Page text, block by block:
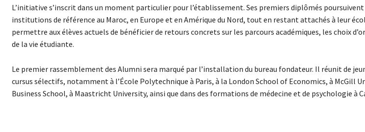
L’initiative s’inscrit dans un moment particulier pour l’établissement. Ses premiers diplômés poursuivent
institutions de référence au Maroc, en Europe et en Amérique du Nord, tout en restant attachés à leur
permettre aux élèves actuels de bénéficier de retours concrets sur les parcours académiques, les choix
de la vie étudiante.
Le premier rassemblement des Alumni sera marqué par l’installation du bureau fondateur. Il réunit de
cursus sélectifs, notamment à l’École Polytechnique à Paris, à la London School of Economics, à McGill
Business School, à Maastricht University, ainsi que dans des formations de médecine et de psychologie à